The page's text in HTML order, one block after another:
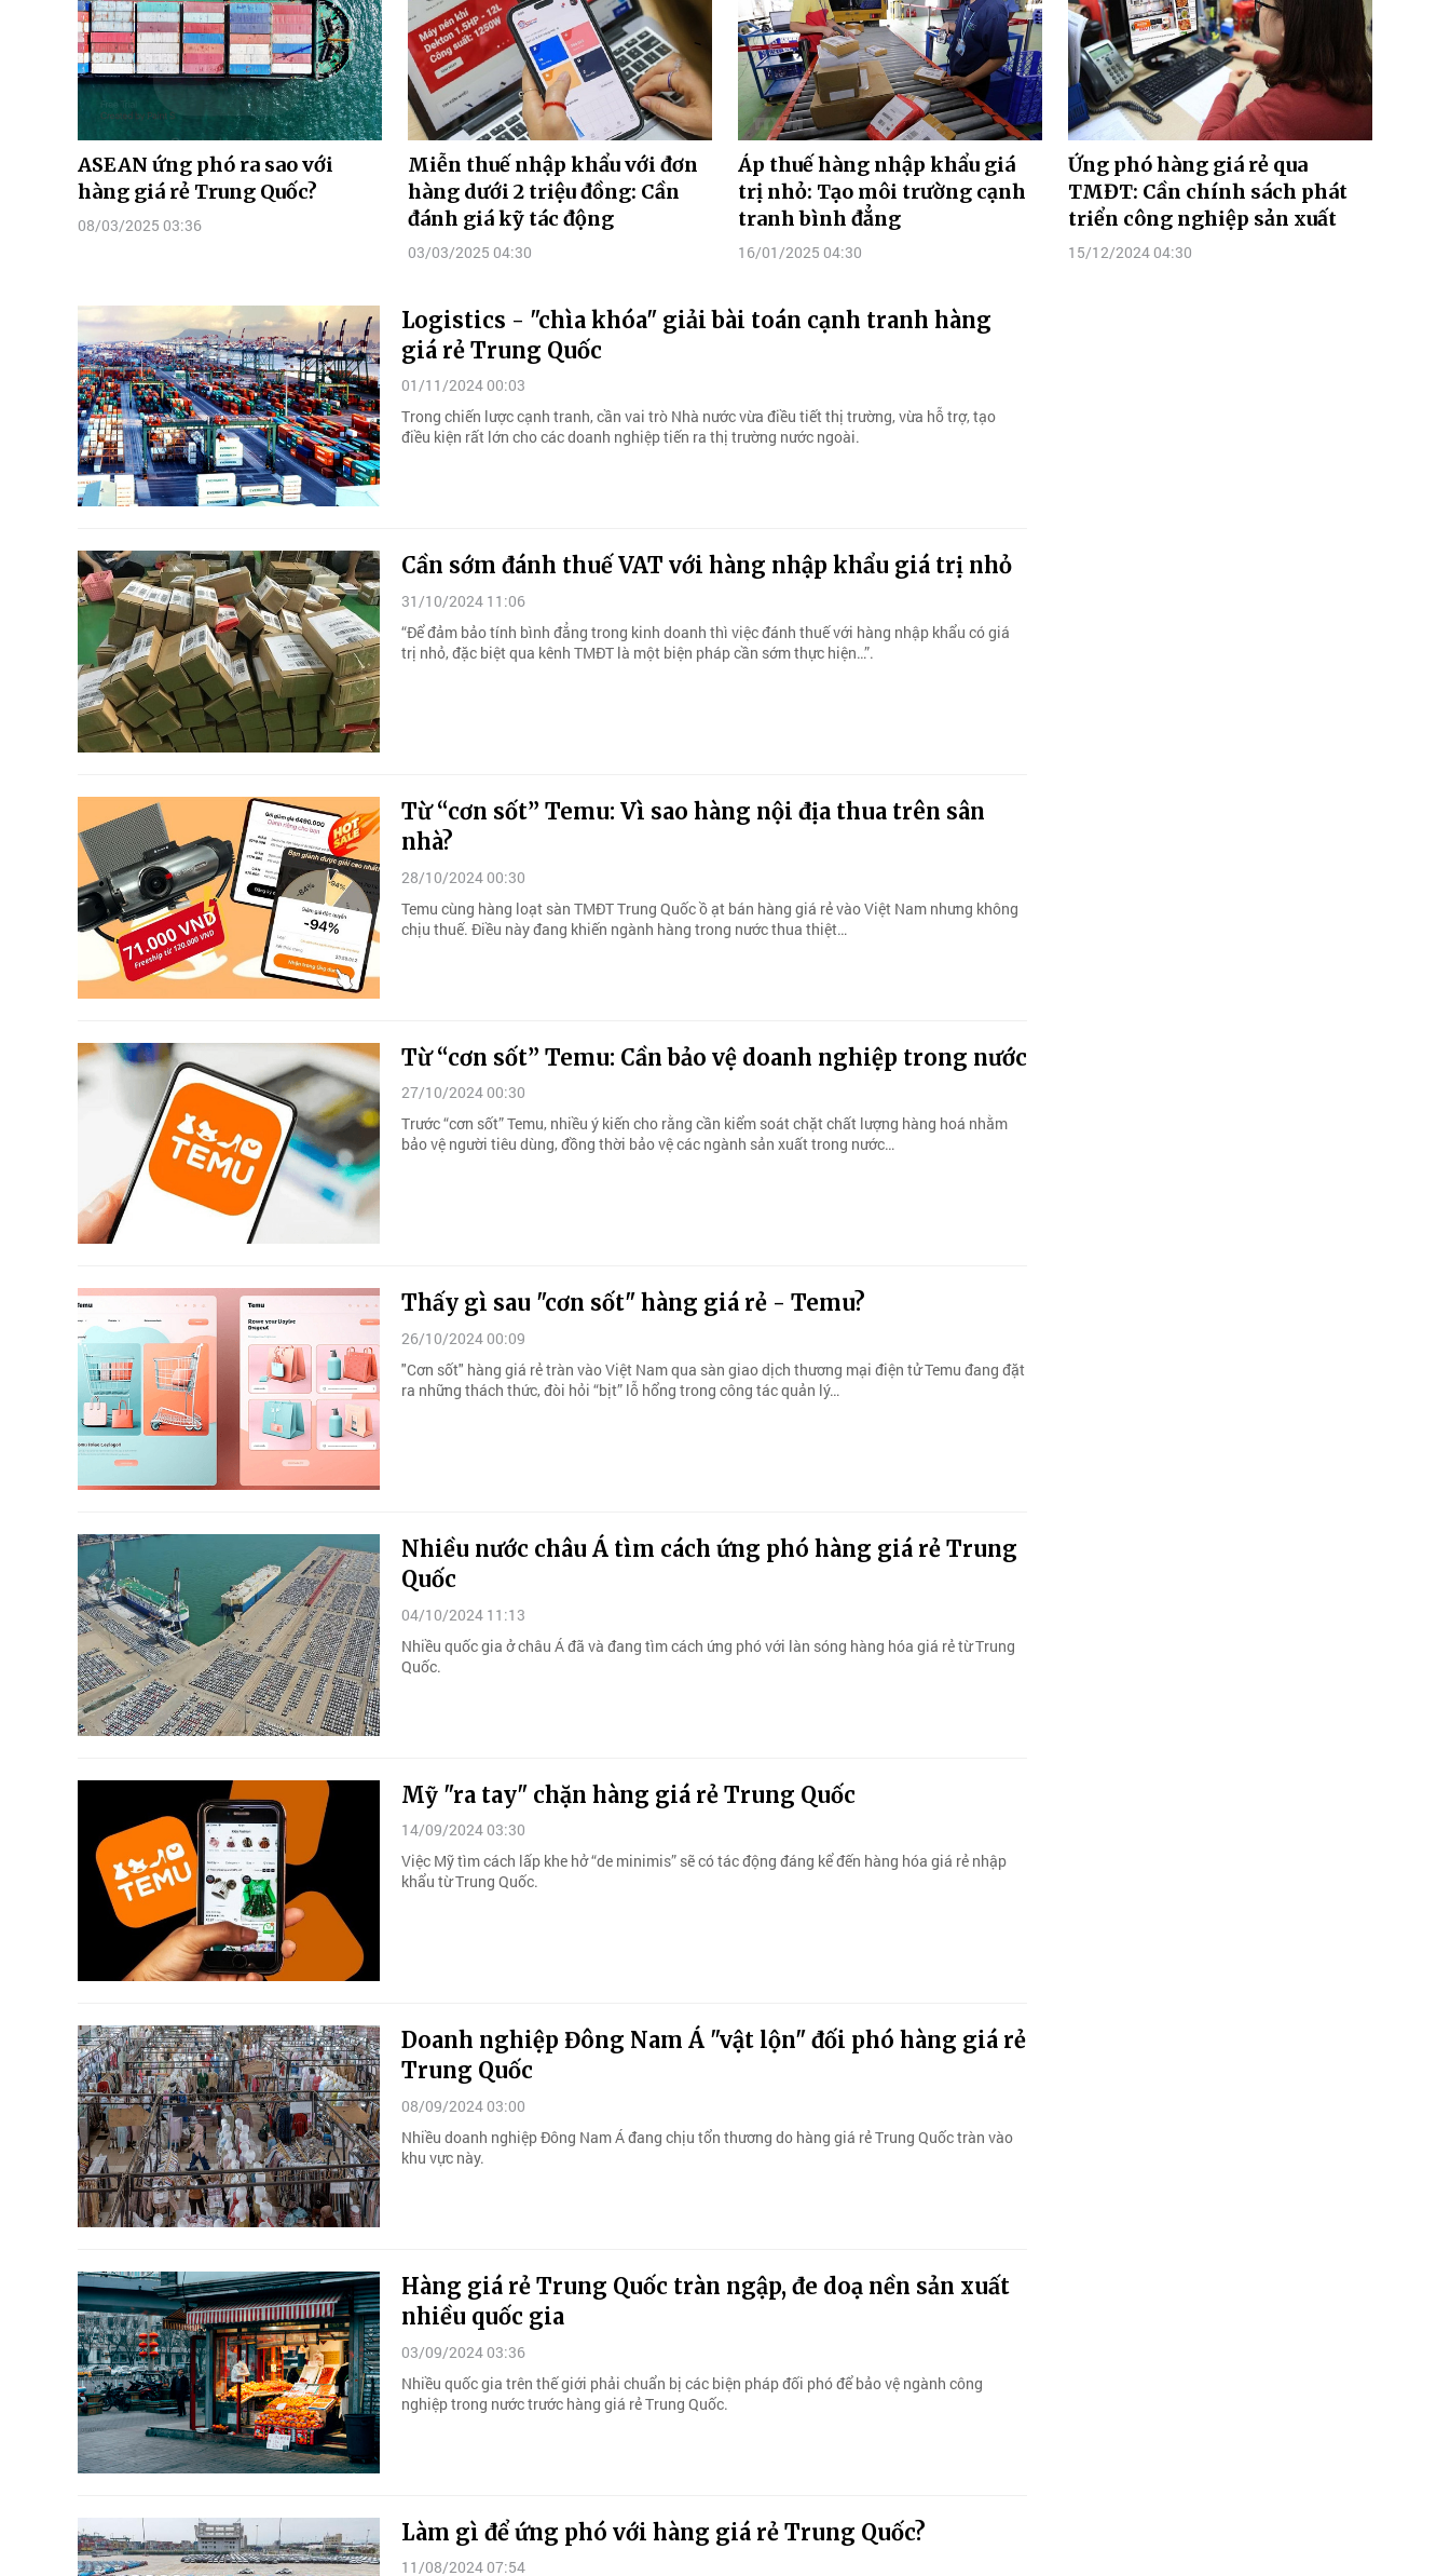
ASEAN ứng phó ra sao với
hàng giá rẻ Trung Quốc?
08/03/2025 03:36
Miễn thuế nhập khẩu với đơn
hàng dưới 2 triệu đồng: Cần
đánh giá kỹ tác động
03/03/2025 04:30
Áp thuế hàng nhập khẩu giá
trị nhỏ: Tạo môi trường cạnh
tranh bình đẳng
16/01/2025 04:30
Ứng phó hàng giá rẻ qua
TMĐT: Cần chính sách phát
triển công nghiệp sản xuất
15/12/2024 04:30
Logistics - "chìa khóa" giải bài toán cạnh tranh hàng
giá rẻ Trung Quốc
01/11/2024 00:03
Trong chiến lược cạnh tranh, cần vai trò Nhà nước vừa điều tiết thị trường, vừa hỗ trợ, tạo
điều kiện rất lớn cho các doanh nghiệp tiến ra thị trường nước ngoài.
Cần sớm đánh thuế VAT với hàng nhập khẩu giá trị nhỏ
31/10/2024 11:06
“Để đảm bảo tính bình đẳng trong kinh doanh thì việc đánh thuế với hàng nhập khẩu có giá
trị nhỏ, đặc biệt qua kênh TMĐT là một biện pháp cần sớm thực hiện…”.
Từ “cơn sốt” Temu: Vì sao hàng nội địa thua trên sân
nhà?
28/10/2024 00:30
Temu cùng hàng loạt sàn TMĐT Trung Quốc ồ ạt bán hàng giá rẻ vào Việt Nam nhưng không
chịu thuế. Điều này đang khiến ngành hàng trong nước thua thiệt…
Từ “cơn sốt” Temu: Cần bảo vệ doanh nghiệp trong nước
27/10/2024 00:30
Trước “cơn sốt” Temu, nhiều ý kiến cho rằng cần kiểm soát chặt chất lượng hàng hoá nhằm
bảo vệ người tiêu dùng, đồng thời bảo vệ các ngành sản xuất trong nước…
Thấy gì sau "cơn sốt" hàng giá rẻ - Temu?
26/10/2024 00:09
"Cơn sốt" hàng giá rẻ tràn vào Việt Nam qua sàn giao dịch thương mại điện tử Temu đang đặt
ra những thách thức, đòi hỏi “bịt” lỗ hổng trong công tác quản lý…
Nhiều nước châu Á tìm cách ứng phó hàng giá rẻ Trung
Quốc
04/10/2024 11:13
Nhiều quốc gia ở châu Á đã và đang tìm cách ứng phó với làn sóng hàng hóa giá rẻ từ Trung
Quốc.
Mỹ "ra tay" chặn hàng giá rẻ Trung Quốc
14/09/2024 03:30
Việc Mỹ tìm cách lấp khe hở “de minimis” sẽ có tác động đáng kể đến hàng hóa giá rẻ nhập
khẩu từ Trung Quốc.
Doanh nghiệp Đông Nam Á "vật lộn" đối phó hàng giá rẻ
Trung Quốc
08/09/2024 03:00
Nhiều doanh nghiệp Đông Nam Á đang chịu tổn thương do hàng giá rẻ Trung Quốc tràn vào
khu vực này.
Hàng giá rẻ Trung Quốc tràn ngập, đe doạ nền sản xuất
nhiều quốc gia
03/09/2024 03:36
Nhiều quốc gia trên thế giới phải chuẩn bị các biện pháp đối phó để bảo vệ ngành công
nghiệp trong nước trước hàng giá rẻ Trung Quốc.
Làm gì để ứng phó với hàng giá rẻ Trung Quốc?
11/08/2024 07:54